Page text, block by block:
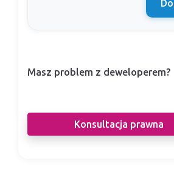
Masz problem z deweloperem?
Konsultacja prawna